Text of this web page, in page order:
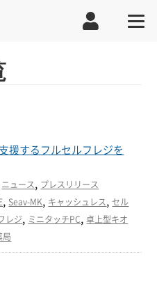
援するフルセルフレジを
ニュース プレスリリース
Seav-MK キャッシュレス セル
レジ ミニタッチPC 卓上型キオ
局